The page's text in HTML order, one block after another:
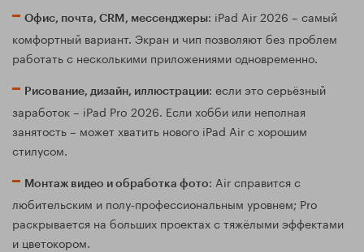
Офис, почта, CRM, мессенджеры: iPad Air 2026 – самый
комфортный вариант. Экран и чип позволяют без проблем
работать с несколькими приложениями одновременно.
Рисование, дизайн, иллюстрации: если это серьёзный
заработок – iPad Pro 2026. Если хобби или неполная
занятость – может хватить нового iPad Air с хорошим
стилусом.
Монтаж видео и обработка фото: Air справится с
любительским и полу‑профессиональным уровнем; Pro
раскрывается на больших проектах с тяжёлыми эффектами
и цветокором.